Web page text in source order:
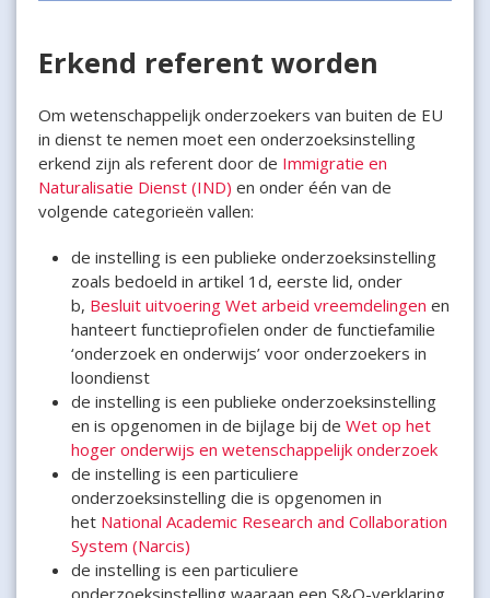
Erkend referent worden
Om wetenschappelijk onderzoekers van buiten de EU
in dienst te nemen moet een onderzoeksinstelling
erkend zijn als referent door de Immigratie en
Naturalisatie Dienst (IND) en onder één van de
volgende categorieën vallen:
de instelling is een publieke onderzoeksinstelling
zoals bedoeld in artikel 1d, eerste lid, onder
b, Besluit uitvoering Wet arbeid vreemdelingen en
hanteert functieprofielen onder de functiefamilie
‘onderzoek en onderwijs’ voor onderzoekers in
loondienst
de instelling is een publieke onderzoeksinstelling
en is opgenomen in de bijlage bij de Wet op het
hoger onderwijs en wetenschappelijk onderzoek
de instelling is een particuliere
onderzoeksinstelling die is opgenomen in
het National Academic Research and Collaboration
System (Narcis)
de instelling is een particuliere
onderzoeksinstelling waaraan een S&O-verklaring